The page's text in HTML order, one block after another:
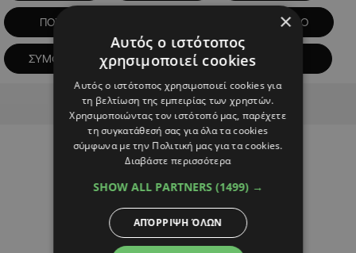
ΠΟΣΑ ΣΥΜΒΟΛΑΙΟ
ΣΥΜΦΩΝΙΕΣ ΦΑΝΕΛΕΣ
Advertisement
×
Αυτός ο ιστότοπος
χρησιμοποιεί cookies
Αυτός ο ιστότοπος χρησιμοποιεί cookies για
τη βελτίωση της εμπειρίας των χρηστών.
Χρησιμοποιώντας τον ιστότοπό μας, παρέχετε
τη συγκατάθεσή σας για όλα τα cookies
σύμφωνα με την Πολιτική μας για τα cookies.
Διαβάστε περισσότερα
SHOW ALL PARTNERS (1499) →
ΑΠΌΡΡΙΨΗ ΌΛΩΝ